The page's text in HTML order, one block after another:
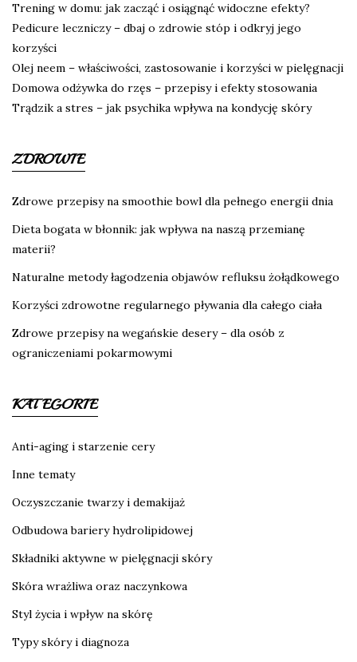
Trening w domu: jak zacząć i osiągnąć widoczne efekty?
Pedicure leczniczy – dbaj o zdrowie stóp i odkryj jego
korzyści
Olej neem – właściwości, zastosowanie i korzyści w pielęgnacji
Domowa odżywka do rzęs – przepisy i efekty stosowania
Trądzik a stres – jak psychika wpływa na kondycję skóry
ZDROWIE
Zdrowe przepisy na smoothie bowl dla pełnego energii dnia
Dieta bogata w błonnik: jak wpływa na naszą przemianę
materii?
Naturalne metody łagodzenia objawów refluksu żołądkowego
Korzyści zdrowotne regularnego pływania dla całego ciała
Zdrowe przepisy na wegańskie desery – dla osób z
ograniczeniami pokarmowymi
KATEGORIE
Anti-aging i starzenie cery
Inne tematy
Oczyszczanie twarzy i demakijaż
Odbudowa bariery hydrolipidowej
Składniki aktywne w pielęgnacji skóry
Skóra wrażliwa oraz naczynkowa
Styl życia i wpływ na skórę
Typy skóry i diagnoza